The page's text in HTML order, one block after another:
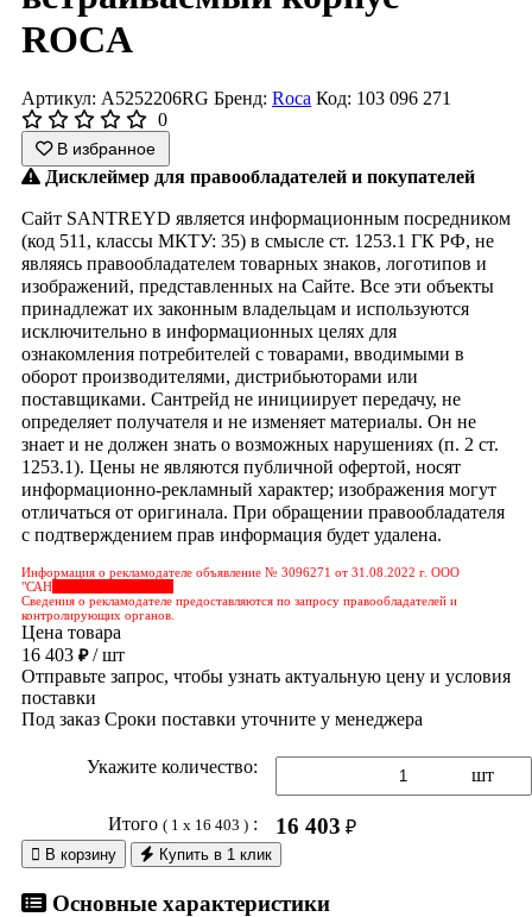
ROCA
Артикул: A5252206RG Бренд: Roca Код: 103 096 271
0
В избранное
Дисклеймер для правообладателей и покупателей
Сайт SANTREYD является информационным посредником
(код 511, классы МКТУ: 35) в смысле ст. 1253.1 ГК РФ, не
являясь правообладателем товарных знаков, логотипов и
изображений, представленных на Сайте. Все эти объекты
принадлежат их законным владельцам и используются
исключительно в информационных целях для
ознакомления потребителей с товарами, вводимыми в
оборот производителями, дистрибьюторами или
поставщиками. Сантрейд не инициирует передачу, не
определяет получателя и не изменяет материалы. Он не
знает и не должен знать о возможных нарушениях (п. 2 ст.
1253.1). Цены не являются публичной офертой, носят
информационно-рекламный характер; изображения могут
отличаться от оригинала. При обращении правообладателя
с подтверждением прав информация будет удалена.
Информация о рекламодателе объявление № 3096271 от 31.08.2022 г. ООО
"САН
Сведения о рекламодателе предоставляются по запросу правообладателей и
контролирующих органов.
Цена товара
16 403 ₽/ шт
Отправьте запрос, чтобы узнать актуальную цену и условия
поставки
Под заказ Сроки поставки уточните у менеджера
Укажите количество: шт
Итого ( 1 x 16 403 ): 16 403 ₽
 В корзину Купить в 1 клик
Основные характеристики